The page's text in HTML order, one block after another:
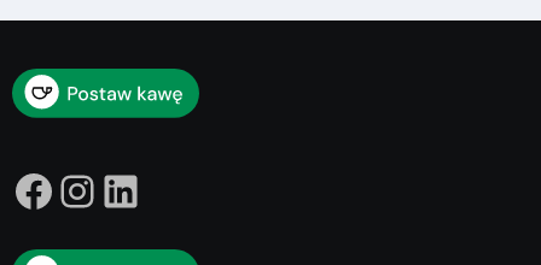
Facebook
Instagram
LinkedIn